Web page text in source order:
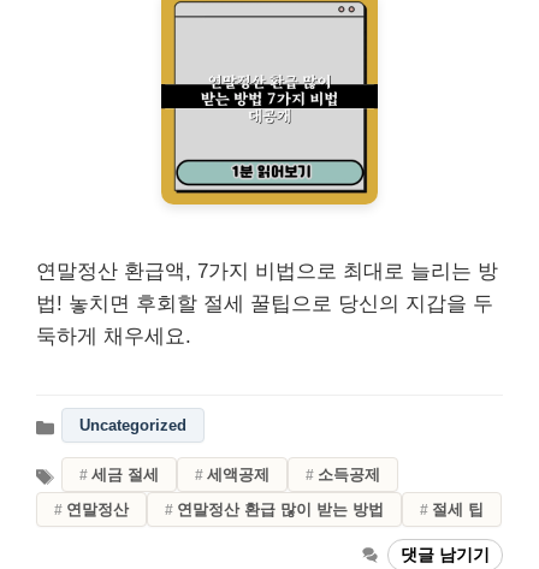
연말정산 환급액, 7가지 비법으로 최대로 늘리는 방
법! 놓치면 후회할 절세 꿀팁으로 당신의 지갑을 두
둑하게 채우세요.
Uncategorized
세금 절세 세액공제
소득공제
연말정산
연말정산 환급 많이 받는 방법 절세 팁
댓글 남기기